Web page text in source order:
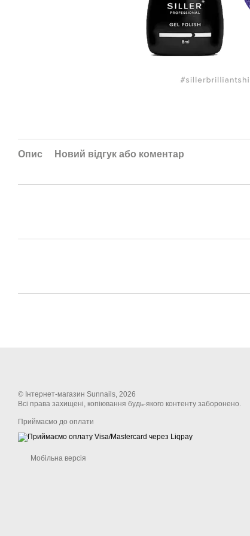
Опис Новий відгук або коментар
© Інтернет-магазин Sunnails, 2026
Всі права захищені, копіювання будь-якого контенту заборонено.
Приймаємо до оплати
Мобільна версія